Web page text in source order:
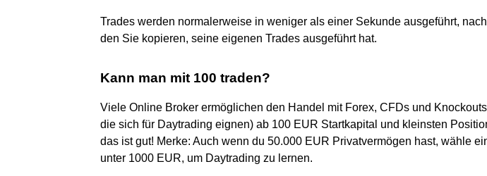
Trades werden normalerweise in weniger als einer Sekunde ausgeführt,
den Sie kopieren, seine eigenen Trades ausgeführt hat.
Kann man mit 100 traden?
Viele Online Broker ermöglichen den Handel mit Forex, CFDs und
die sich für Daytrading eignen) ab 100 EUR Startkapital und kleinsten
das ist gut! Merke: Auch wenn du 50.000 EUR Privatvermögen hast, wähle
unter 1000 EUR, um Daytrading zu lernen.